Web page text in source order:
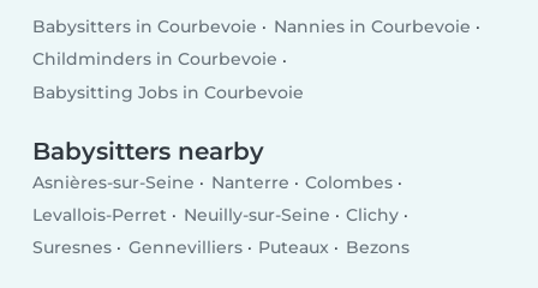
Babysitters in Courbevoie
Nannies in Courbevoie
Childminders in Courbevoie
Babysitting Jobs in Courbevoie
Babysitters nearby
Asnières-sur-Seine Nanterre
Colombes
Levallois-Perret
Neuilly-sur-Seine
Clichy
Suresnes
Gennevilliers Puteaux Bezons